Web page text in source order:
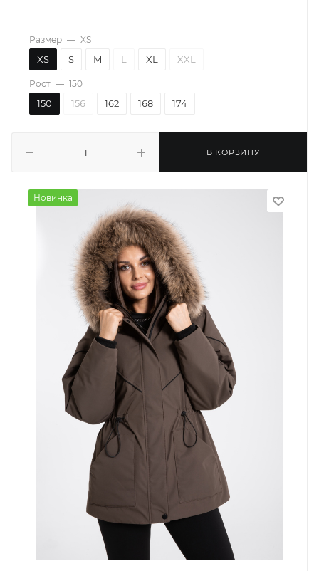
В КОРЗИНУ
Размер — XS
XS S M L XL XXL
Рост — 150
150 156 162 168 174
Новинка